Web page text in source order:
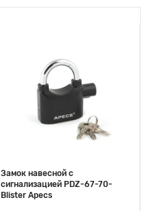
Замок навесной с
сигнализацией PDZ-67-70-
Blister Apecs